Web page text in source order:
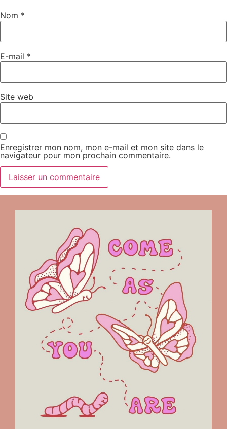
Nom *
E-mail *
Site web
Enregistrer mon nom, mon e-mail et mon site dans le
navigateur pour mon prochain commentaire.